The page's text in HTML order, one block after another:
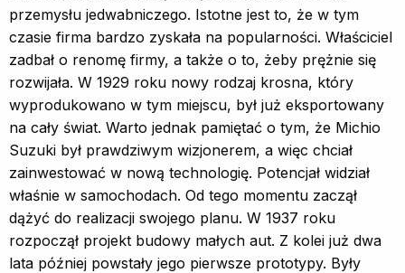
przemysłu jedwabniczego. Istotne jest to, że w tym
czasie firma bardzo zyskała na popularności. Właściciel
zadbał o renomę firmy, a także o to, żeby prężnie się
rozwijała. W 1929 roku nowy rodzaj krosna, który
wyprodukowano w tym miejscu, był już eksportowany
na cały świat. Warto jednak pamiętać o tym, że Michio
Suzuki był prawdziwym wizjonerem, a więc chciał
zainwestować w nową technologię. Potencjał widział
właśnie w samochodach. Od tego momentu zaczął
dążyć do realizacji swojego planu. W 1937 roku
rozpoczął projekt budowy małych aut. Z kolei już dwa
lata później powstały jego pierwsze prototypy. Były